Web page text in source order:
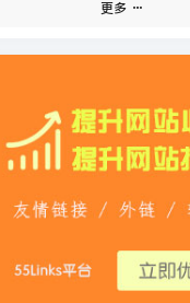
更多